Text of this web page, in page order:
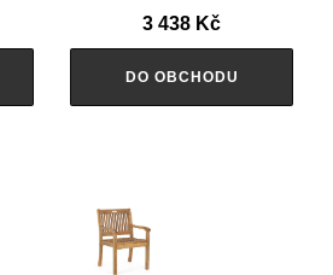
3 438 Kč
DO OBCHODU